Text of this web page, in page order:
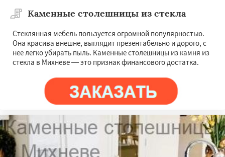
Каменные столешницы из стекла
Стеклянная мебель пользуется огромной популярностью.
Она красива внешне, выглядит презентабельно и дорого, с
нее легко убирать пыль. Каменные столешницы из камня из
стекла в Михневе — это признак финансового достатка.